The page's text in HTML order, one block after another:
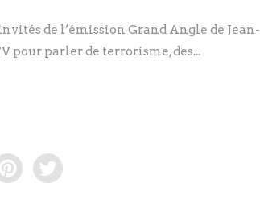
invités de l’émission Grand Angle de Jean-
pour parler de terrorisme, des...